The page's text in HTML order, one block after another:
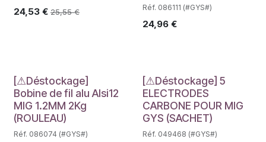
24,53 € 25,55€ Réf. 086111 (#GYS#)
24,96€
Déstockage
[⚠Déstockage]
Bobine de fil alu Alsi12
MIG 1.2MM 2Kg
(ROULEAU)
Réf. 086074 (#GYS#)
Déstockage
[⚠Déstockage] 5
ELECTRODES
CARBONE POUR MIG
GYS (SACHET)
Réf. 049468 (#GYS#)